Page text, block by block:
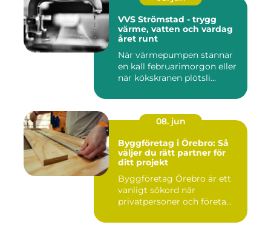
VVS Strömstad - trygg
värme, vatten och vardag
året runt
När värmepumpen stannar
en kall februarimorgon eller
när kökskranen plötsli...
08. jun
Byggföretag i Örebro: Så
väljer du rätt partner för
ditt projekt
Byggföretag Örebro är ett
vanligt sökord när
privatpersoner och företa...